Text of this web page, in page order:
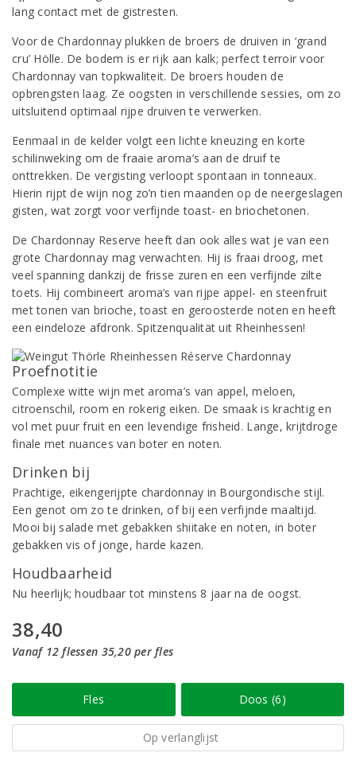
lang contact met de gistresten.
Voor de Chardonnay plukken de broers de druiven in ‘grand
cru’ Hölle. De bodem is er rijk aan kalk; perfect terroir voor
Chardonnay van topkwaliteit. De broers houden de
opbrengsten laag. Ze oogsten in verschillende sessies, om zo
uitsluitend optimaal rijpe druiven te verwerken.
Eenmaal in de kelder volgt een lichte kneuzing en korte
schilinweking om de fraaie aroma’s aan de druif te
onttrekken. De vergisting verloopt spontaan in tonneaux.
Hierin rijpt de wijn nog zo’n tien maanden op de neergeslagen
gisten, wat zorgt voor verfijnde toast- en briochetonen.
De Chardonnay Reserve heeft dan ook alles wat je van een
grote Chardonnay mag verwachten. Hij is fraai droog, met
veel spanning dankzij de frisse zuren en een verfijnde zilte
toets. Hij combineert aroma’s van rijpe appel- en steenfruit
met tonen van brioche, toast en geroosterde noten en heeft
een eindeloze afdronk. Spitzenqualität uit Rheinhessen!
Proefnotitie
Complexe witte wijn met aroma’s van appel, meloen,
citroenschil, room en rokerig eiken. De smaak is krachtig en
vol met puur fruit en een levendige frisheid. Lange, krijtdroge
finale met nuances van boter en noten.
Drinken bij
Prachtige, eikengerijpte chardonnay in Bourgondische stijl.
Een genot om zo te drinken, of bij een verfijnde maaltijd.
Mooi bij salade met gebakken shiitake en noten, in boter
gebakken vis of jonge, harde kazen.
Houdbaarheid
Nu heerlijk; houdbaar tot minstens 8 jaar na de oogst.
38,40
Vanaf 12 flessen 35,20 per fles
Fles Doos (6)
Op verlanglijst